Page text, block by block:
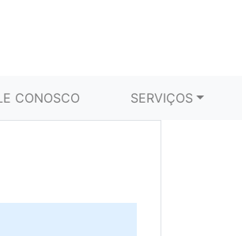
CONOSCO SERVIÇOS